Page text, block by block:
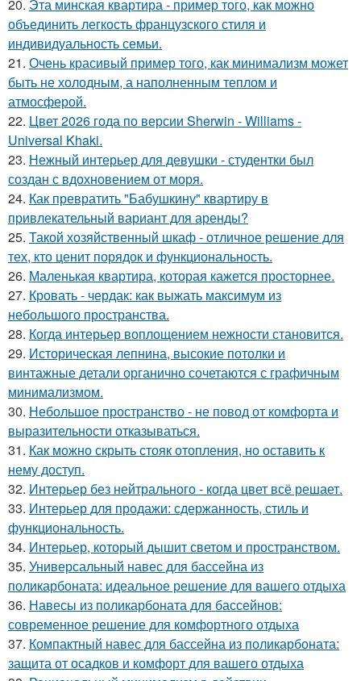
20. Эта минская квартира - пример того, как можно
объединить легкость французского стиля и
индивидуальность семьи.
21. Очень красивый пример того, как минимализм может
быть не холодным, а наполненным теплом и
атмосферой.
22. Цвет 2026 года по версии Sherwin - Williams -
Universal Khaki.
23. Нежный интерьер для девушки - студентки был
создан с вдохновением от моря.
24. Как превратить "Бабушкину" квартиру в
привлекательный вариант для аренды?
25. Такой хозяйственный шкаф - отличное решение для
тех, кто ценит порядок и функциональность.
26. Маленькая квартира, которая кажется просторнее.
27. Кровать - чердак: как выжать максимум из
небольшого пространства.
28. Когда интерьер воплощением нежности становится.
29. Историческая лепнина, высокие потолки и
винтажные детали органично сочетаются с графичным
минимализмом.
30. Небольшое пространство - не повод от комфорта и
выразительности отказываться.
31. Как можно скрыть стояк отопления, но оставить к
нему доступ.
32. Интерьер без нейтрального - когда цвет всё решает.
33. Интерьер для продажи: сдержанность, стиль и
функциональность.
34. Интерьер, который дышит светом и пространством.
35. Универсальный навес для бассейна из
поликарбоната: идеальное решение для вашего отдыха
36. Навесы из поликарбоната для бассейнов:
современное решение для комфортного отдыха
37. Компактный навес для бассейна из поликарбоната:
защита от осадков и комфорт для вашего отдыха